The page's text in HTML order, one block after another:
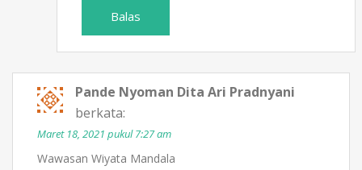
Balas
Pande Nyoman Dita Ari Pradnyani
berkata:
Maret 18, 2021 pukul 7:27 am
Wawasan Wiyata Mandala